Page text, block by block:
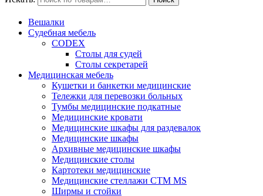
Вешалки
Судебная мебель
CODEX
Столы для судей
Столы секретарей
Медицинская мебель
Кушетки и банкетки медицинские
Тележки для перевозки больных
Тумбы медицинские подкатные
Медицинские кровати
Медицинские шкафы для раздевалок
Медицинские шкафы
Архивные медицинские шкафы
Медицинские столы
Картотеки медицинские
Медицинские стеллажи CTM MS
Ширмы и стойки